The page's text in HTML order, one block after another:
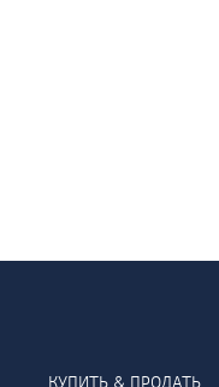
КУПИТЬ & ПРОДАТЬ